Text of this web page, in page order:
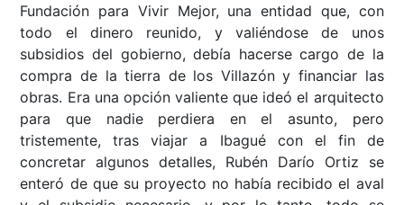
Fundación para Vivir Mejor, una entidad que, con
todo el dinero reunido, y valiéndose de unos
subsidios del gobierno, debía hacerse cargo de la
compra de la tierra de los Villazón y financiar las
obras. Era una opción valiente que ideó el arquitecto
para que nadie perdiera en el asunto, pero
tristemente, tras viajar a Ibagué con el fin de
concretar algunos detalles, Rubén Darío Ortiz se
enteró de que su proyecto no había recibido el aval